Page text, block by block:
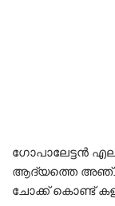
ഗോപാലേട്ടൻ
ആദ്യത്തെ അഞ്ചു
ചോക്ക് കൊണ്ട്